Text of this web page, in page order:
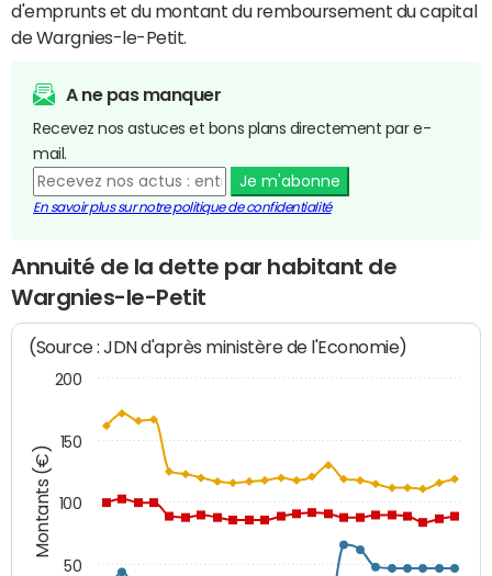
d'emprunts et du montant du remboursement du capital
de Wargnies-le-Petit.
A ne pas manquer
Recevez nos astuces et bons plans directement par e-
mail.
Je m'abonne
En savoir plus sur notre politique de confidentialité
Annuité de la dette par habitant de
Wargnies-le-Petit
Montants (€)
(Source : JDN d'après ministère de l'Economie)
50
100
150
200